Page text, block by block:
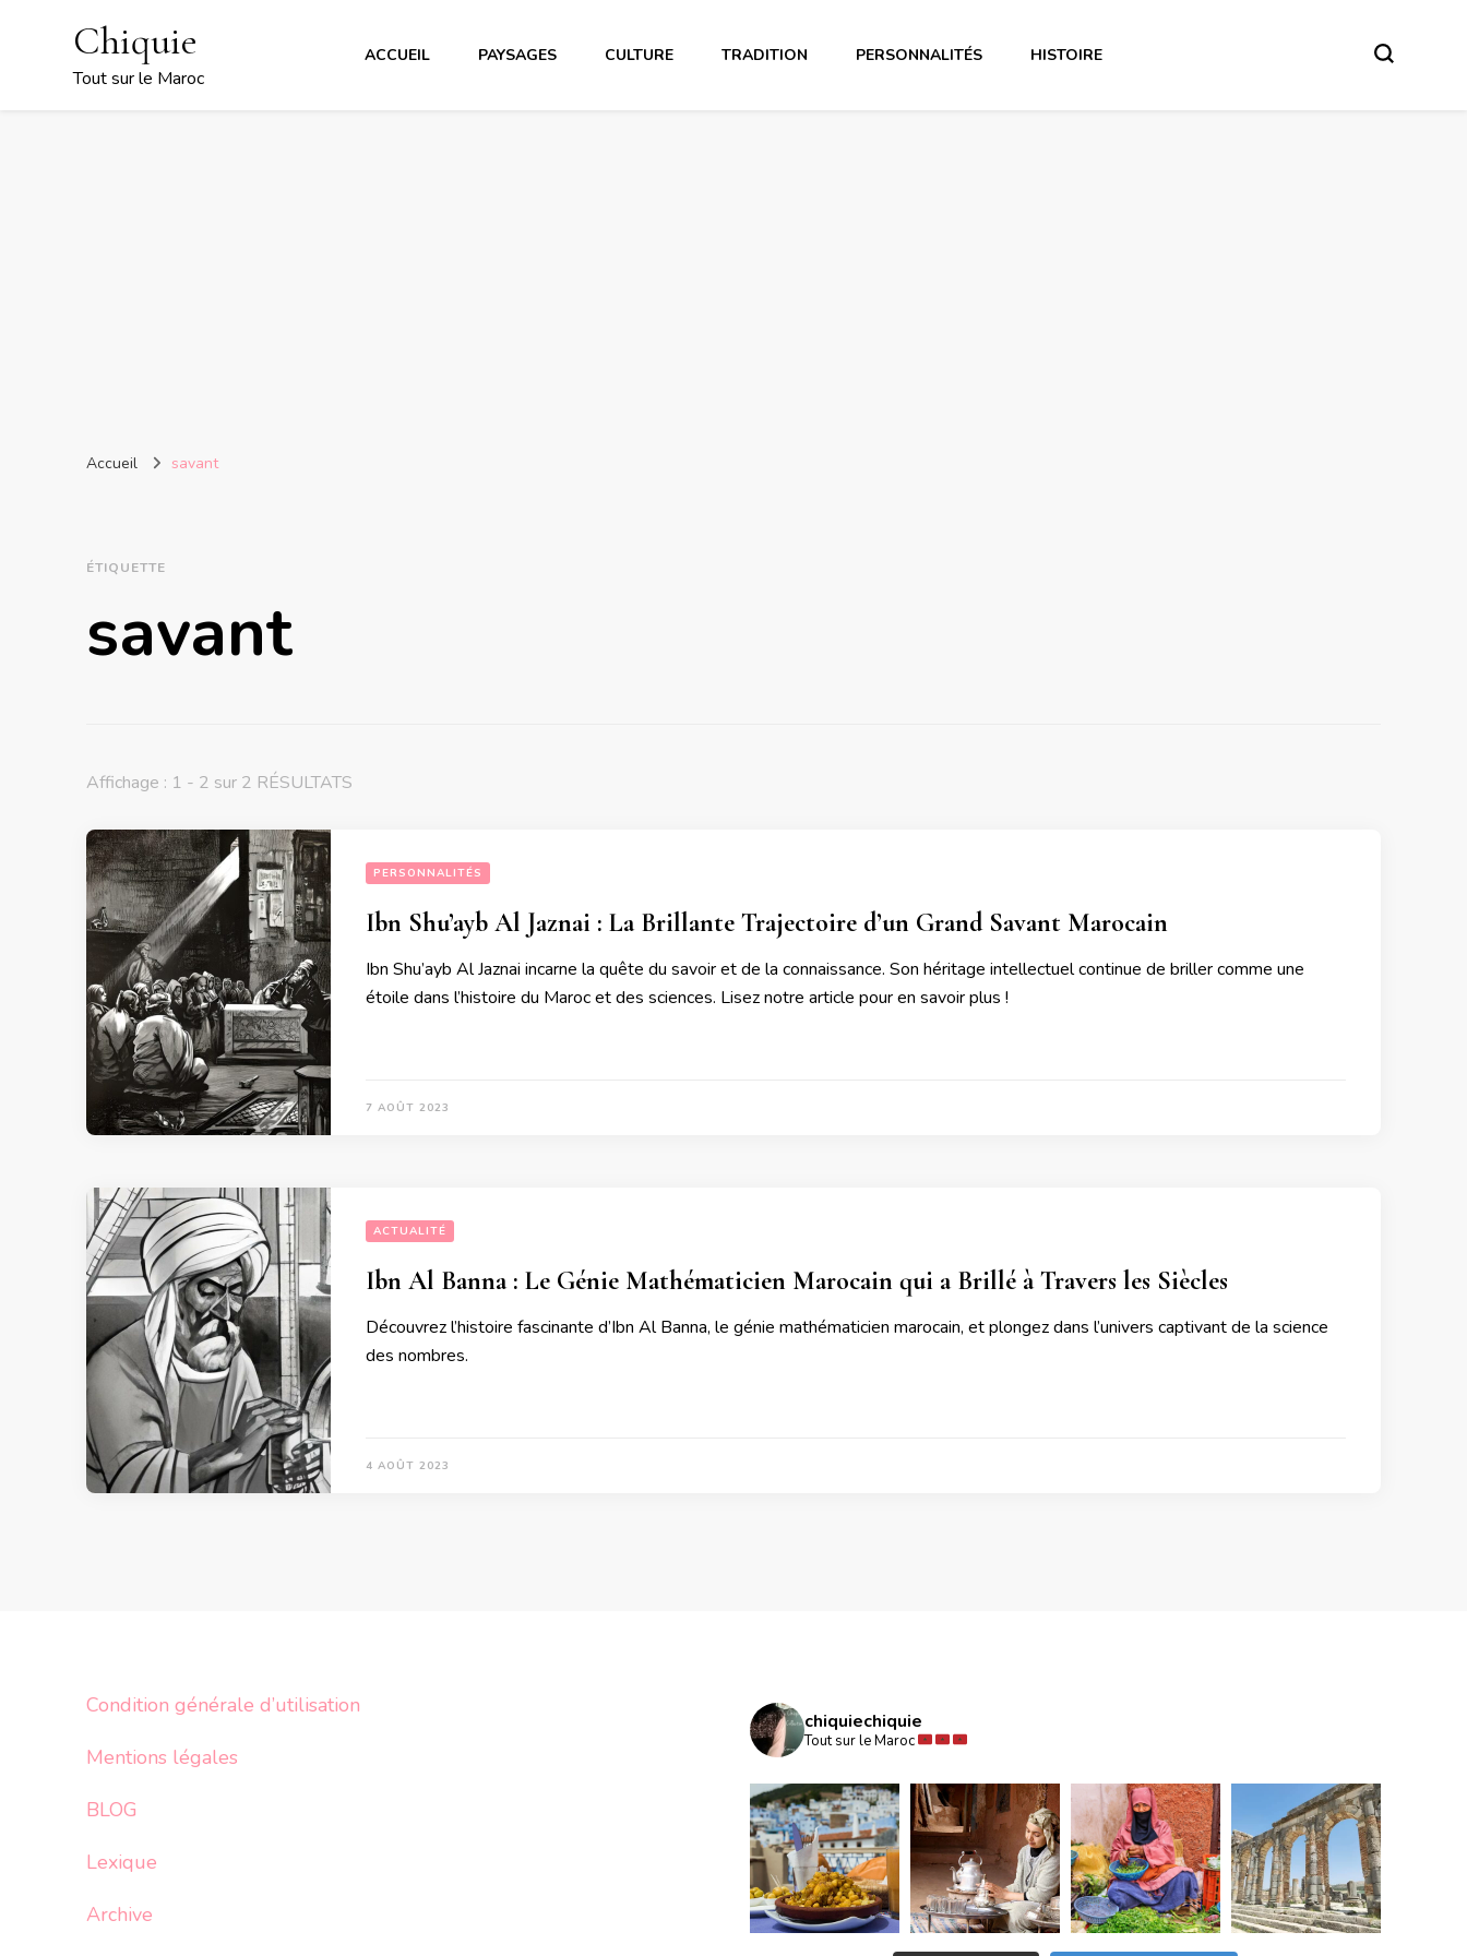
Chiquie
Tout sur le Maroc
ACCUEIL PAYSAGES CULTURE TRADITION PERSONNALITÉS HISTOIRE
Accueil savant
ÉTIQUETTE
savant
Affichage : 1 - 2 sur 2 RÉSULTATS
PERSONNALITÉS
Ibn Shu’ayb Al Jaznai : La Brillante Trajectoire d’un Grand Savant Marocain
Ibn Shu’ayb Al Jaznai incarne la quête du savoir et de la connaissance. Son héritage intellectuel continue de briller comme une
étoile dans l’histoire du Maroc et des sciences. Lisez notre article pour en savoir plus !
7 AOÛT 2023
ACTUALITÉ
Ibn Al Banna : Le Génie Mathématicien Marocain qui a Brillé à Travers les Siècles
Découvrez l’histoire fascinante d’Ibn Al Banna, le génie mathématicien marocain, et plongez dans l’univers captivant de la science
des nombres.
4 AOÛT 2023
Condition générale d’utilisation
Mentions légales
BLOG
Lexique
Archive
chiquiechiquie
Tout sur le Maroc